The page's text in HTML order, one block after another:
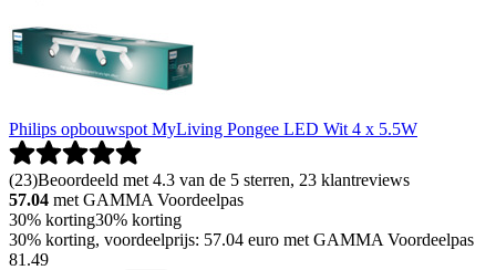
Philips opbouwspot MyLiving Pongee LED Wit 4 x 5.5W
(23)Beoordeeld met 4.3 van de 5 sterren, 23 klantreviews
57.04 met GAMMA Voordeelpas
30% korting30% korting
30% korting, voordeelprijs: 57.04 euro met GAMMA Voordeelpas
81 .49